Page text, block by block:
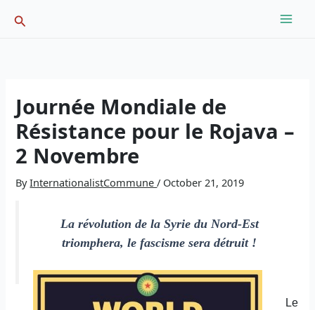
Search
Journée Mondiale de
Résistance pour le Rojava –
2 Novembre
ByInternationalistCommune/ October 21, 2019
La révolution de la Syrie du Nord-Est
triomphera, le fascisme sera détruit !
Le